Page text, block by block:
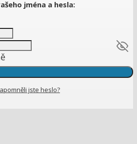
jména a hesla:
jste heslo?